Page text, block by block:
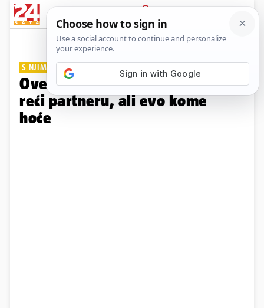
PRIJAVA
Galerija Komentari
S NJIMA SU OPUŠTENIJE
Ove stvari o seksu žene neće
reći partneru, ali evo kome
hoće